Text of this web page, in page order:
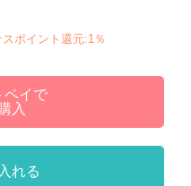
ポイント還元:1％
ペイで
入
れる